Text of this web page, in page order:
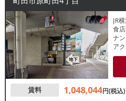
JR
食
ナ
ア
夜
見
に
賃料 1,048,044円(税込)